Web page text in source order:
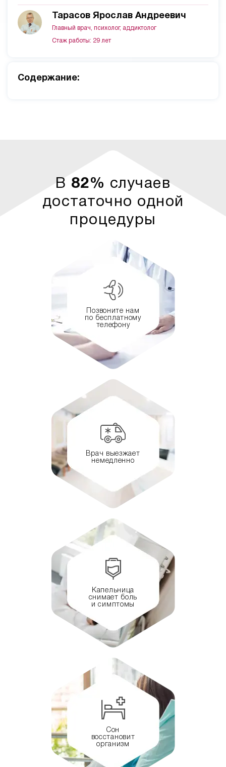
Cодержание:
Тарасов Ярослав Андреевич
Главный врач, психолог, аддиктолог
Стаж работы: 29 лет
В 82% случаев
достаточно одной
процедуры
Позвоните нам
по бесплатному
телефону
Врач выезжает
немедленно
Капельница
снимает боль
и симптомы
Сон
восстановит
организм